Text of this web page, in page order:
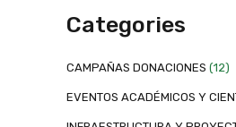
Categories
CAMPAÑAS DONACIONES (12)
EVENTOS ACADÉMICOS Y